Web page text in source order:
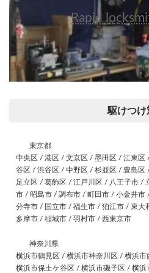
Rapid
駆けつけ
東京都
中央区 / 港区 / 文京区 / 墨田区 / 江東区
谷区 / 渋谷区 / 中野区 / 杉並区 / 豊島
足立区 / 葛飾区 / 江戸川区 / 八王子市 /
市 / 昭島市 / 調布市 / 町田市 / 小金井市
分寺市 / 国立市 / 福生市 / 狛江市 / 東大
多摩市 / 稲城市 / 羽村市 / 西東京市
神奈川県
横浜市鶴見区 / 横浜市神奈川区 / 横浜
横浜市保土ケ谷区 / 横浜市磯子区 / 横